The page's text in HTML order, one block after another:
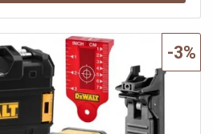
Nom du produit: IPERI,
watt: 88.89 lm/W, Lumen: 400 lm,
4000 Kelvin, CRI: 80, Classe de
44, Montage: En saillie, Détails de
rectangulaire, Largeur: 12.5
15 cm, Sortie lumineuse:
de l'intensité lumineuse:
-3%